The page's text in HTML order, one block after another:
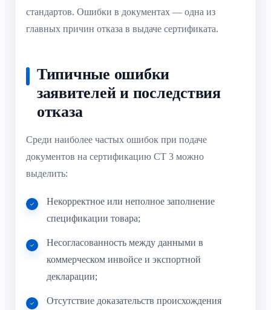
стандартов. Ошибки в документах — одна из
главных причин отказа в выдаче сертификата.
Типичные ошибки
заявителей и последствия
отказа
Среди наиболее частых ошибок при подаче
документов на сертификацию СТ 3 можно
выделить:
Некорректное или неполное заполнение
спецификации товара;
Несогласованность между данными в
коммерческом инвойсе и экспортной
декларации;
Отсутствие доказательств происхождения